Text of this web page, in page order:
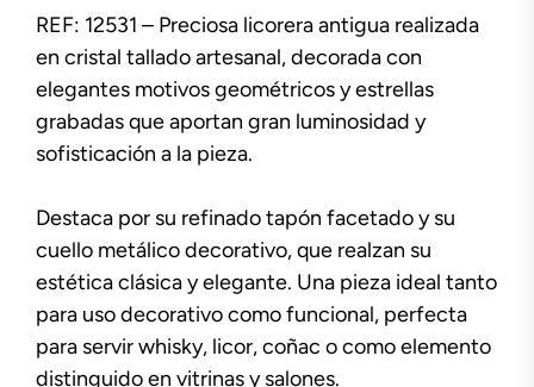
REF: 12531 – Preciosa licorera antigua realizada
en cristal tallado artesanal, decorada con
elegantes motivos geométricos y estrellas
grabadas que aportan gran luminosidad y
sofisticación a la pieza.
Destaca por su refinado tapón facetado y su
cuello metálico decorativo, que realzan su
estética clásica y elegante. Una pieza ideal tanto
para uso decorativo como funcional, perfecta
para servir whisky, licor, coñac o como elemento
distinguido en vitrinas y salones.